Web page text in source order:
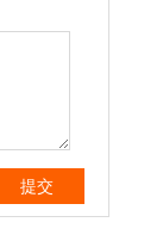
提交